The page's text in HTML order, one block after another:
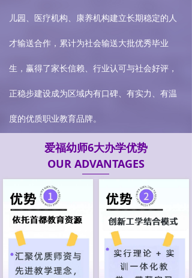
儿园、医疗机构、康养机构建立长期稳定的人
才输送合作，累计为社会输送大批优秀毕业
生，赢得了家长信赖、行业认可与社会好评，
正稳步建设成为区域内有口碑、有实力、有温
度的优质职业教育品牌。
爱福幼师6大办学优势
OUR ADVANTAGES